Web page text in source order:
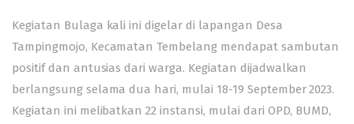
Kegiatan Bulaga kali ini digelar di lapangan Desa
Tampingmojo, Kecamatan Tembelang mendapat sambutan
positif dan antusias dari warga. Kegiatan dijadwalkan
berlangsung selama dua hari, mulai 18-19 September 2023.
Kegiatan ini melibatkan 22 instansi, mulai dari OPD, BUMD,